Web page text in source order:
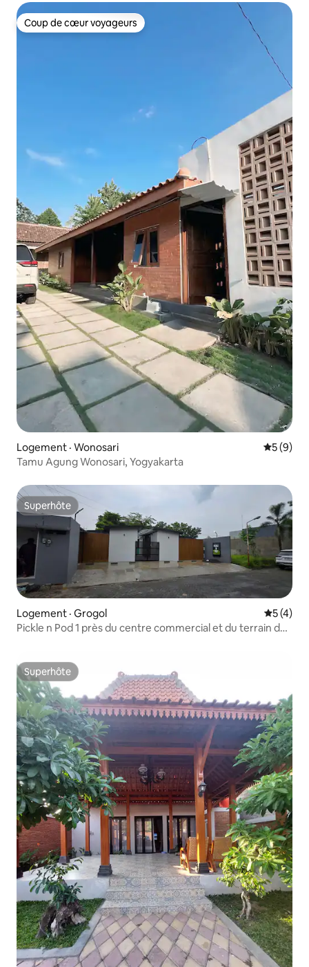
Coup de cœur voyageurs
Coup de cœur voyageurs
Logement · Wonosari Note
5 (9)
Tamu Agung Wonosari, Yogyakarta
Superhôte
Superhôte
Logement · Grogol Note
5 (4)
Pickle n Pod 1 près du centre commercial et du terrain de
Superhôte
Superhôte